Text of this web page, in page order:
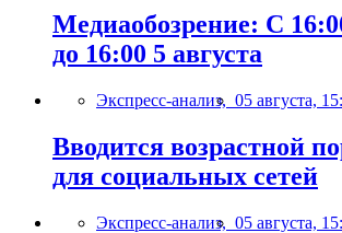
Медиаобозрение: С
до 16:00 5 августа
Экспресс-анализ, 05 августа,
Вводится возрастной
для социальных сетей
Экспресс-анализ, 05 августа,